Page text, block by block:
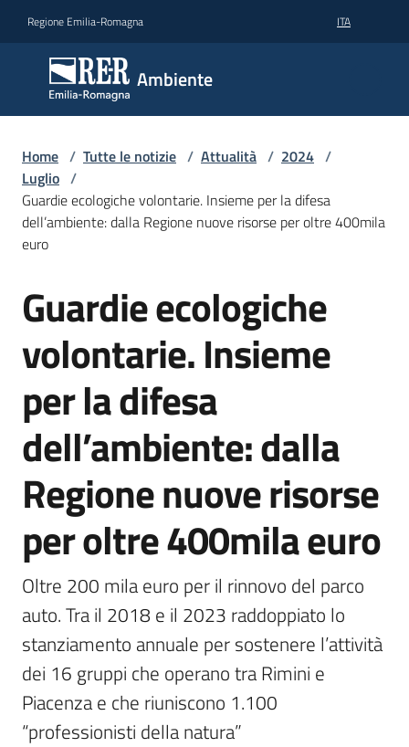
Regione Emilia-Romagna ITA
Ambiente
Ambiente
Novità
Atti
Piani
Programmi
Seguici
su
Home / Tutte le notizie / Attualità / 2024 /
Luglio /
Guardie ecologiche volontarie. Insieme per la difesa
dell’ambiente: dalla Regione nuove risorse per oltre 400mila
euro
Salta al contenuto
Guardie ecologiche
volontarie. Insieme
per la difesa
dell’ambiente: dalla
Regione nuove risorse
per oltre 400mila euro
Oltre 200 mila euro per il rinnovo del parco
auto. Tra il 2018 e il 2023 raddoppiato lo
stanziamento annuale per sostenere l’attività
dei 16 gruppi che operano tra Rimini e
Piacenza e che riuniscono 1.100
“professionisti della natura”